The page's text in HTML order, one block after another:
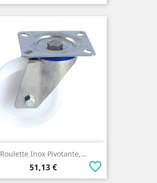
Roulette Inox Pivotante,...
Prix
51,13 € favorite_border